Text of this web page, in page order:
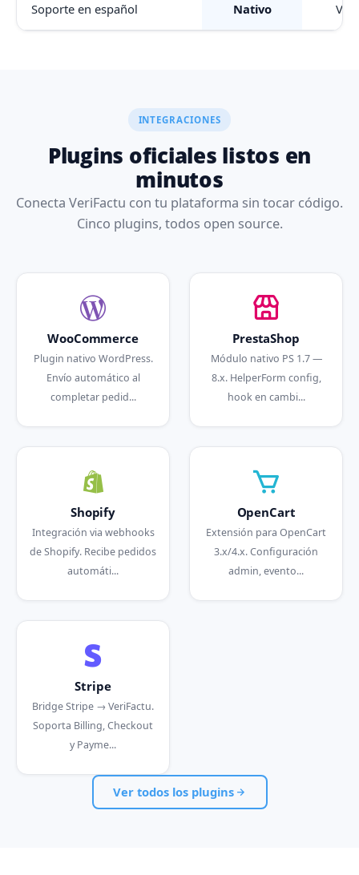
Soporte en español Nativo
INTEGRACIONES
Plugins oficiales listos en
minutos
Conecta VeriFactu con tu plataforma sin tocar código.
Cinco plugins, todos open source.
WooCommerce
Plugin nativo WordPress.
Envío automático al
completar pedid...
PrestaShop
Módulo nativo PS 1.7 —
8.x. HelperForm config,
hook en cambi...
Shopify
Integración via webhooks
de Shopify. Recibe pedidos
automáti...
OpenCart
Extensión para OpenCart
3.x/4.x. Configuración
admin, evento...
Stripe
Bridge Stripe → VeriFactu.
Soporta Billing, Checkout
y Payme...
Ver todos los plugins